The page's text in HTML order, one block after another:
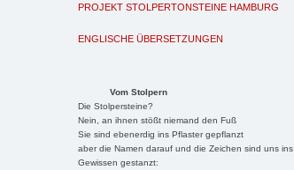
PROJEKT STOLPERTONSTEINE HAMBURG
ENGLISCHE ÜBERSETZUNGEN
Vom Stolpern
Die Stolpersteine?
Nein, an ihnen stößt niemand den Fuß
Sie sind ebenerdig ins Pflaster gepflanzt
aber die Namen darauf und die Zeichen sind uns ins
Gewissen gestanzt: